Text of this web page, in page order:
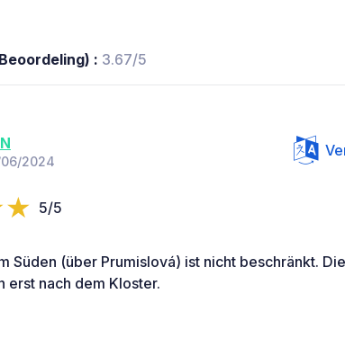
: 3.67/5
2024
5/5
Süden (über Prumislová) ist nicht beschränkt.
erst nach dem Kloster.